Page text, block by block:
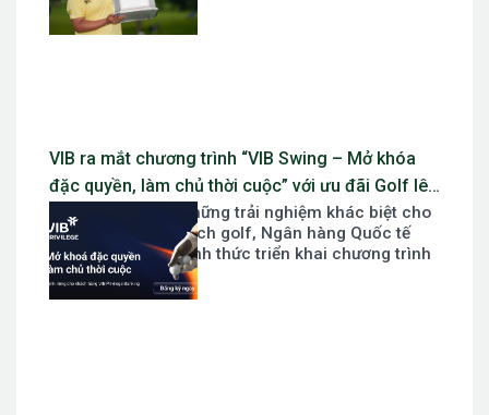
VIB ra mắt chương trình “VIB Swing – Mở khóa
đặc quyền, làm chủ thời cuộc” với ưu đãi Golf lên
đến 10 triệu đồng
Nhằm mang đến những trải nghiệm khác biệt cho
khách hàng yêu thích golf, Ngân hàng Quốc tế
Việt Nam (VIB) chính thức triển khai chương trình
ưu đãi “VIB...